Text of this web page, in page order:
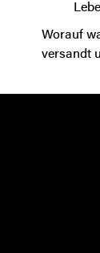
Worauf
versandt